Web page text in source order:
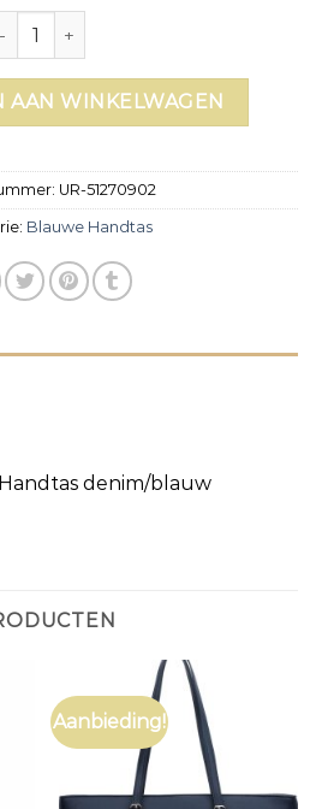
handtas aantal
AAN WINKELWAGEN
UR-51270902
Blauwe Handtas
denim/blauw
Aanbieding!